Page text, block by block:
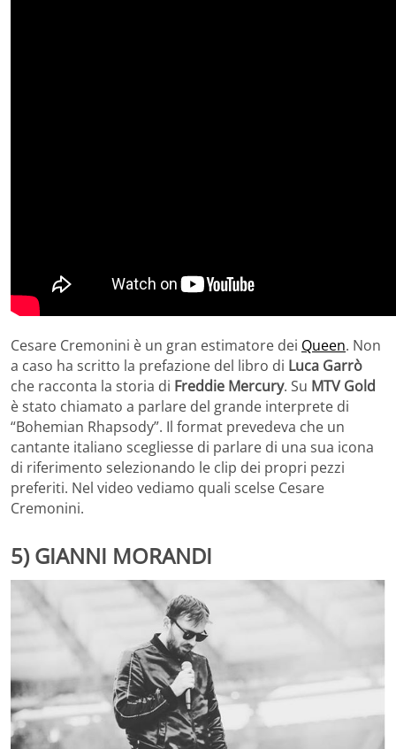
Cesare Cremonini è un gran estimatore dei Queen. Non
a caso ha scritto la prefazione del libro di Luca Garrò
che racconta la storia di Freddie Mercury. Su MTV Gold
è stato chiamato a parlare del grande interprete di
“Bohemian Rhapsody”. Il format prevedeva che un
cantante italiano scegliesse di parlare di una sua icona
di riferimento selezionando le clip dei propri pezzi
preferiti. Nel video vediamo quali scelse Cesare
Cremonini.
5) GIANNI MORANDI